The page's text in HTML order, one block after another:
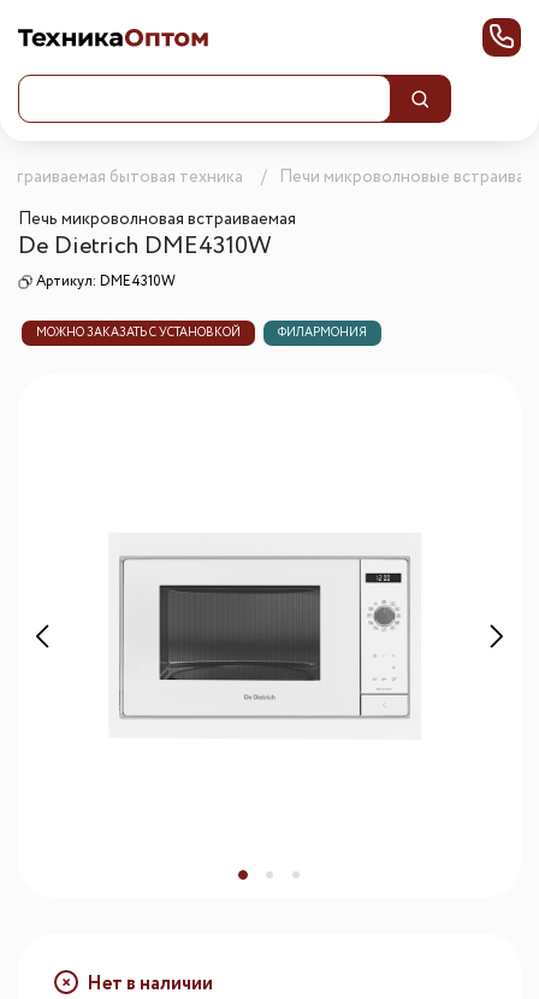
бытовая техника
Печи микроволновые
Печь микроволновая встраиваемая
De Dietrich DME4310W
Артикул: DME4310W
МОЖНО ЗАКАЗАТЬ С УСТАНОВКОЙ ФИЛАРМОНИЯ
Нет в наличии